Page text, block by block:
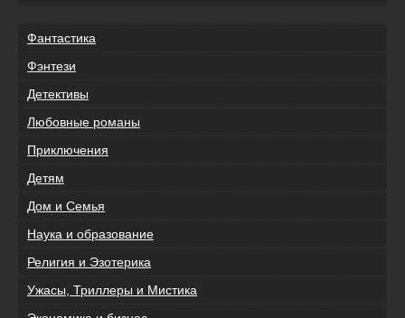
Фантастика
Фэнтези
Детективы
Любовные романы
Приключения
Детям
Дом и Семья
Наука и образование
Религия и Эзотерика
Ужасы, Триллеры и Мистика